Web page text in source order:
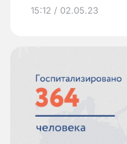
15:12 / 02.05.23